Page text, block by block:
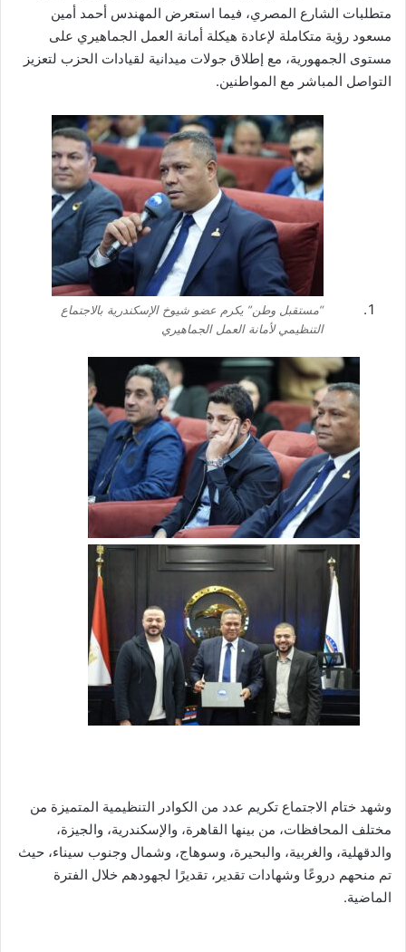
متطلبات الشارع المصري، فيما استعرض المهندس أحمد أمين
مسعود رؤية متكاملة لإعادة هيكلة أمانة العمل الجماهيري على
مستوى الجمهورية، مع إطلاق جولات ميدانية لقيادات الحزب لتعزيز
التواصل المباشر مع المواطنين.
“مستقبل وطن” يكرم عضو شيوخ الإسكندرية بالاجتماع
التنظيمي لأمانة العمل الجماهيري
وشهد ختام الاجتماع تكريم عدد من الكوادر التنظيمية المتميزة من
مختلف المحافظات، من بينها القاهرة، والإسكندرية، والجيزة،
والدقهلية، والغربية، والبحيرة، وسوهاج، وشمال وجنوب سيناء، حيث
تم منحهم دروعًا وشهادات تقدير، تقديرًا لجهودهم خلال الفترة
الماضية.